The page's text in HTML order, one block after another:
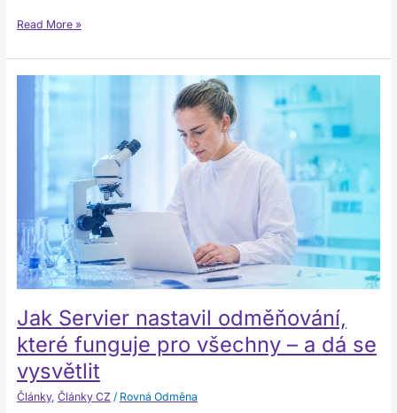
Read More »
Jak Servier nastavil odměňování,
které funguje pro všechny – a dá se
vysvětlit
Články, Články CZ / Rovná Odměna
Servier
funguje
všechny
a
dá
se